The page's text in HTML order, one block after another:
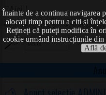
Înainte de a continua navigarea
alocați timp pentru a citi și
Rețineți că puteți modifica în
cookie urmând instrucțiunile
Află
Aici !